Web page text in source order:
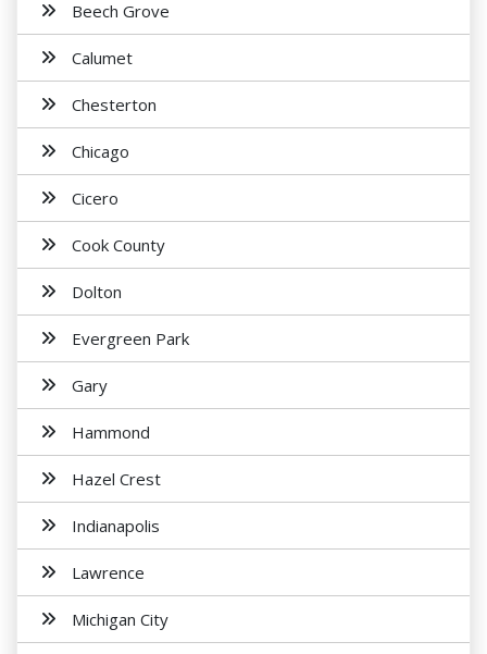
Beech Grove
Calumet
Chesterton
Chicago
Cicero
Cook County
Dolton
Evergreen Park
Gary
Hammond
Hazel Crest
Indianapolis
Lawrence
Michigan City